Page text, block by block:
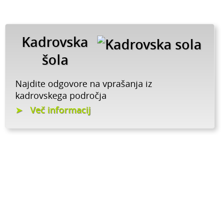
Kadrovska
šola
Najdite odgovore na vprašanja iz
kadrovskega področja
Več informacij